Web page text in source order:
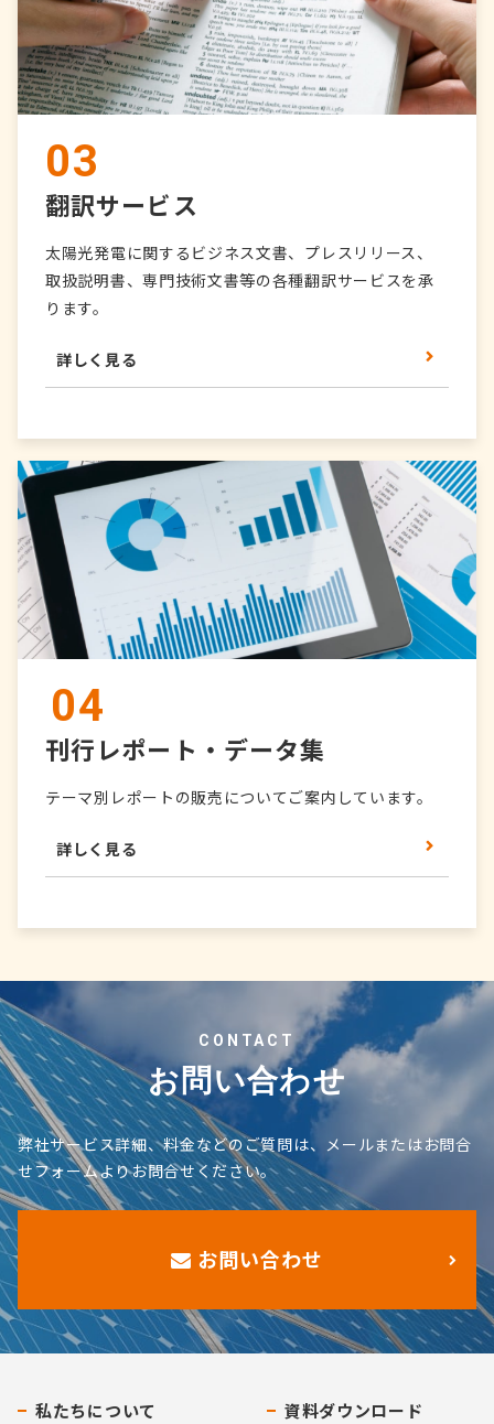
03
翻訳サービス
太陽光発電に関するビジネス文書、プレスリリース、
取扱説明書、専門技術文書等の各種翻訳サービスを承
ります。
詳しく見る
04
刊行レポート・データ集
テーマ別レポートの販売についてご案内しています。
詳しく見る
CONTACT
お問い合わせ
弊社サービス詳細、料金などのご質問は、メールまたはお問合
せフォームよりお問合せください。
お問い合わせ
私たちについて 資料ダウンロード